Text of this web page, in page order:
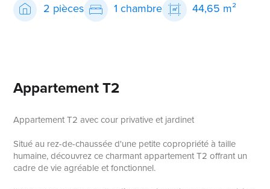
2 pièces 1 chambre 44,65 m²
Appartement T2
Appartement T2 avec cour privative et jardinet
Situé au rez-de-chaussée d'une petite copropriété à taille
humaine, découvrez ce charmant appartement T2 offrant un
cadre de vie agréable et fonctionnel.